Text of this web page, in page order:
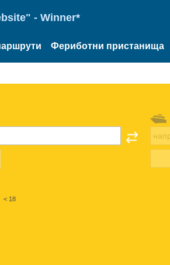
- Winner*
Фериботни пристанища
< 18